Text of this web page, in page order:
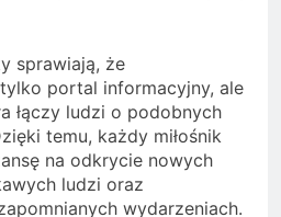
sprawiają, że
portal informacyjny, ale
łączy ludzi o podobnych
temu, każdy miłośnik
na odkrycie nowych
ludzi oraz
wydarzeniach.